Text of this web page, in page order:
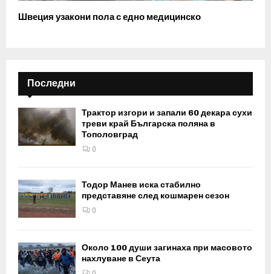
Швеция узакони пола с едно медицинско
Последни
Трактор изгори и запали 60 декара сухи
треви край Българска поляна в
Тополовград
0
Тодор Манев иска стабилно
представяне след кошмарен сезон
0
Около 100 души загинаха при масовото
нахлуване в Сеута